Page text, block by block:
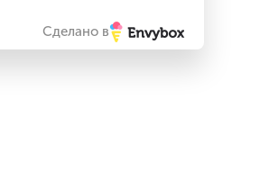
Сделано в